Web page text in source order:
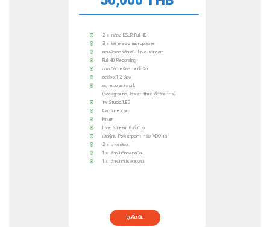
2 x กล้อง DSLR Full HD
3 x Wireless microphone
คอมพิวเตอร์สำหรับ Live stream
Full HD Recording
ฉากเขียว หรือสถานที่จริง
ตัดช่อง 1-2 ช่อง
ออกแบบ artwork
(background, lower third ชื่อวิทยากร)
ไฟ Studio/LED
Capture card
Mixer
Live Stream 6 ชั่วโมง
เปิดคู่กับ Powerpoint หรือ VDO ได้
2 x ช่างกล้อง
1 x เจ้าหน้าที่ทางเทคนิค
1 x เจ้าหน้าที่ประสานงาน
ดูเพิ่มเติม